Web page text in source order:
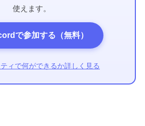
使えます。
で参加する（無料）
ィで何ができるか詳しく見る